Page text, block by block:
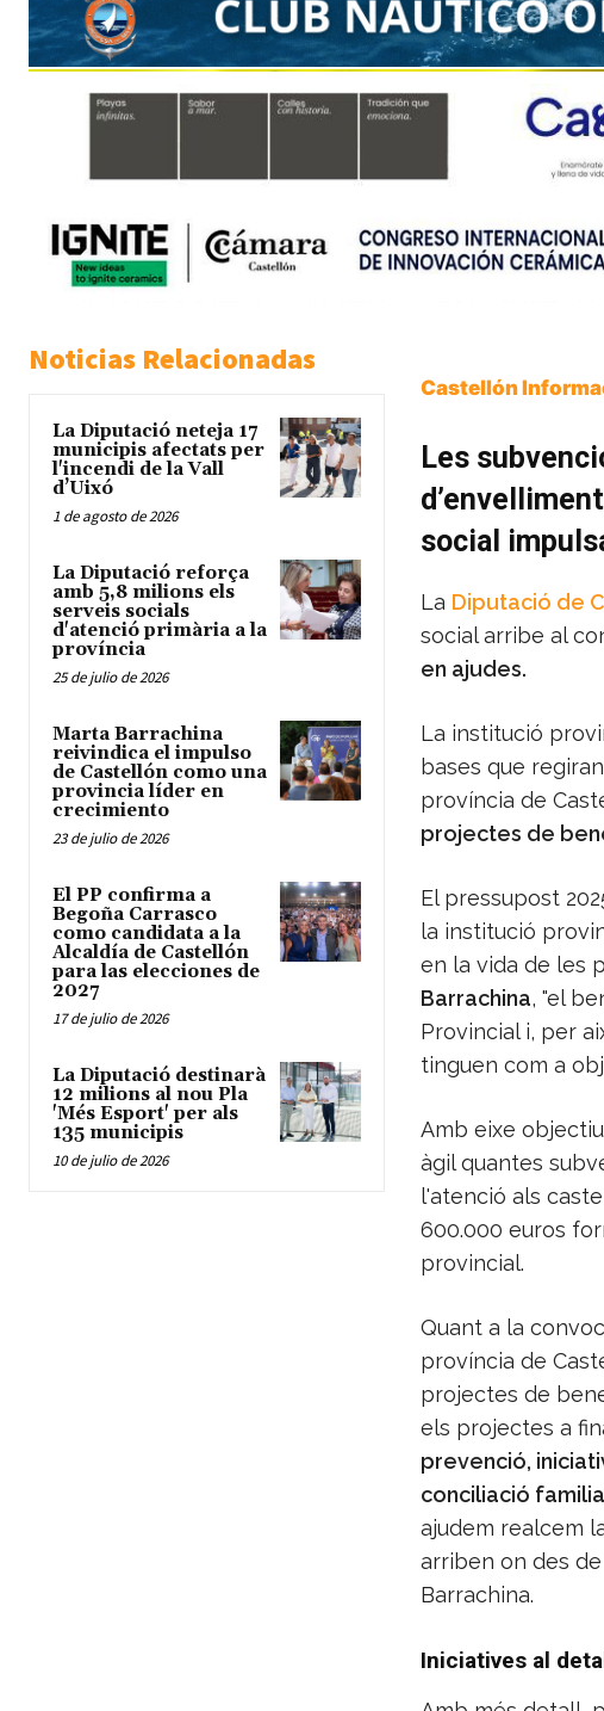
Noticias Relacionadas
La Diputació neteja 17
municipis afectats per
l'incendi de la Vall
d’Uixó
1 de agosto de 2026
La Diputació reforça
amb 5,8 milions els
serveis socials
d'atenció primària a la
província
25 de julio de 2026
Marta Barrachina
reivindica el impulso
de Castellón como una
provincia líder en
crecimiento
23 de julio de 2026
El PP confirma a
Begoña Carrasco
como candidata a la
Alcaldía de Castellón
para las elecciones de
2027
17 de julio de 2026
La Diputació destinarà
12 milions al nou Pla
'Més Esport' per als
135 municipis
10 de julio de 2026
Castellón
Les
social
La Diputació de
social arribe al
en ajudes.
La institució
bases que
província de
projectes de
El pressupost
la institució
en la vida de les
Barrachina, "el
Provincial i, per
tinguen com a
Amb eixe
àgil quantes
l'atenció als
600.000 euros
provincial.
Quant a la
província de
projectes de
els projectes a
prevenció,
conciliació
ajudem realcem
arriben on des
Barrachina.
Iniciatives al